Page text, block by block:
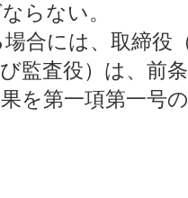
らない。
合には、取締役
監査役）は、前
を第一項第一号